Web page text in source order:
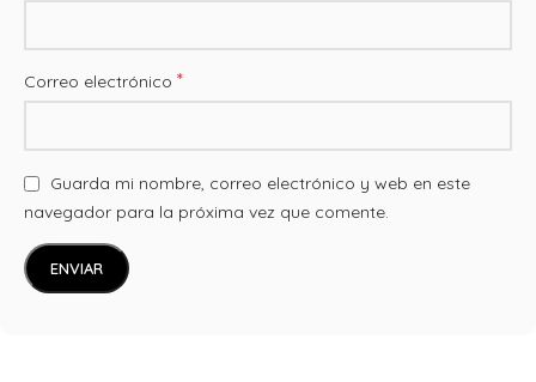
Correo electrónico *
Guarda mi nombre, correo electrónico y web en este
navegador para la próxima vez que comente.